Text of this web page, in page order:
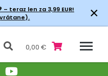
– teraz len za 3,99 EUR!
×
0,00 €